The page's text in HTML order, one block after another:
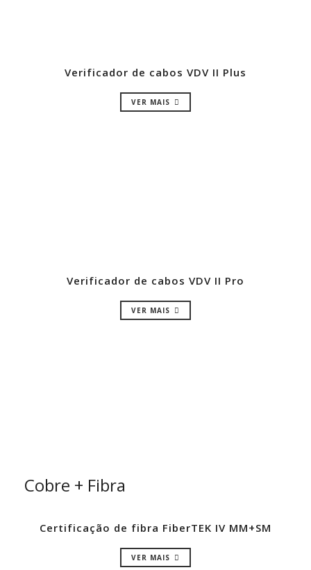
Verificador de cabos VDV II Plus
VER MAIS
Verificador de cabos VDV II Pro
VER MAIS
Cobre + Fibra
Certificação de fibra FiberTEK IV MM+SM
VER MAIS